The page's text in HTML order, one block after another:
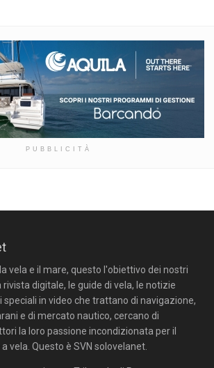
PUBBLICITÀ
vela e il mare, questo l'obiettivo dei nostri
rivista digitale, le guide di vela, le notizie
speciali in video che trattano di navigazione,
e di mercato nautico, cercano di
la loro passione incondizionata per il
vela. Questo è SVN solovelanet.